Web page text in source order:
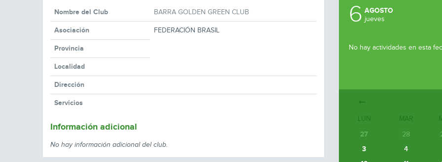
Nombre del Club BARRA GOLDEN GREEN CLUB
Asociación FEDERACIÓN BRASIL
Provincia
Localidad
Dirección
Servicios
Información adicional
No hay información adicional del club.
6 AGOSTO
jueves
No hay actividades en esta
LUN MAR
27 28
3
4